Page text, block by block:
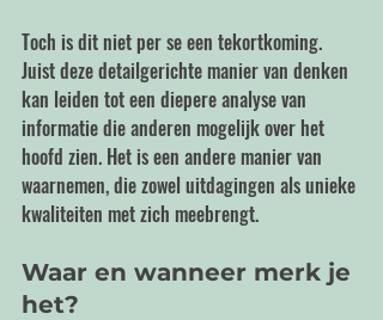
Toch is dit niet per se een tekortkoming.
Juist deze detailgerichte manier van denken
kan leiden tot een diepere analyse van
informatie die anderen mogelijk over het
hoofd zien. Het is een andere manier van
waarnemen, die zowel uitdagingen als unieke
kwaliteiten met zich meebrengt.
Waar en wanneer merk je
het?